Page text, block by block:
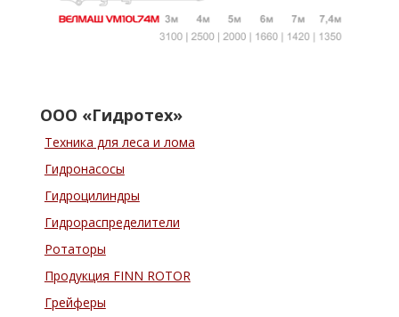
ООО «Гидротех»
Техника для леса и лома
Гидронасосы
Гидроцилиндры
Гидрораспределители
Ротаторы
Продукция FINN ROTOR
Грейферы